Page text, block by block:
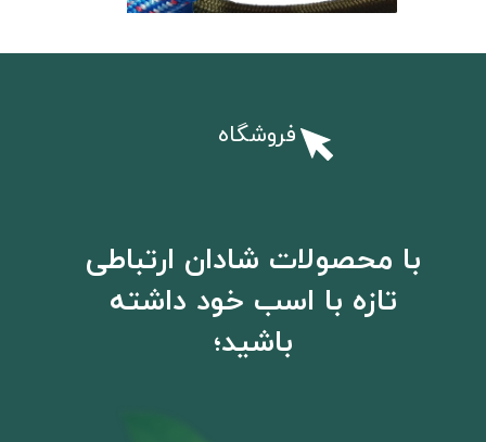
با محصولات شادان ارتباطی
تازه با اسب خود داشته
باشید؛
فروشگاه